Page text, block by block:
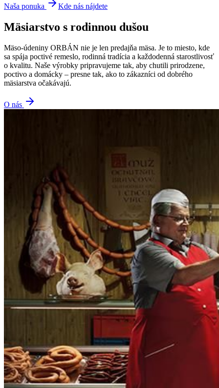
Naša ponuka Kde nás nájdete
Mäsiarstvo s rodinnou dušou
Mäso-údeniny ORBÁN nie je len predajňa mäsa. Je to miesto, kde
sa spája poctivé remeslo, rodinná tradícia a každodenná starostlivosť
o kvalitu. Naše výrobky pripravujeme tak, aby chutili prirodzene,
poctivo a domácky – presne tak, ako to zákazníci od dobrého
mäsiarstva očakávajú.
O nás